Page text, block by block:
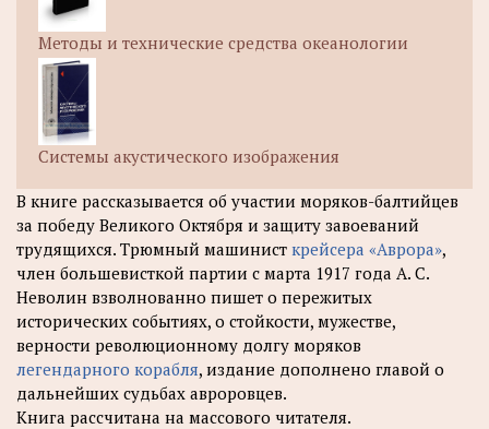
Методы и технические средства океанологии
Системы акустического изображения
В книге рассказывается об участии моряков-балтийцев
за победу Великого Октября и защиту завоеваний
трудящихся. Трюмный машинист крейсера «Аврора»,
член большевисткой партии с марта 1917 года А. С.
Неволин взволнованно пишет о пережитых
исторических событиях, о стойкости, мужестве,
верности революционному долгу моряков
легендарного корабля, издание дополнено главой о
дальнейших судьбах авроровцев.
Книга рассчитана на массового читателя.